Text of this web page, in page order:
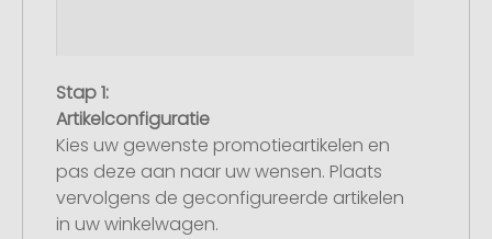
Stap 1:
Artikelconfiguratie
Kies uw gewenste promotieartikelen en
pas deze aan naar uw wensen. Plaats
vervolgens de geconfigureerde artikelen
in uw winkelwagen.